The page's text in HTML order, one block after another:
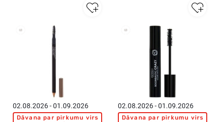
02.08.2026 - 01.09.2026
Dāvana par pirkumu virs
02.08.2026 - 01.09.2026
Dāvana par pirkumu virs